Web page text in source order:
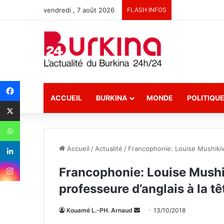
vendredi , 7 août 2026 FLASH INFOS
ACCUEIL BURKINA MONDE POLITIQUE
Accueil / Actualité / Francophonie: Louise
Francophonie: Louise
professeure d’anglais à la
Kouamé L.-PH. Arnaud 13/10/2018